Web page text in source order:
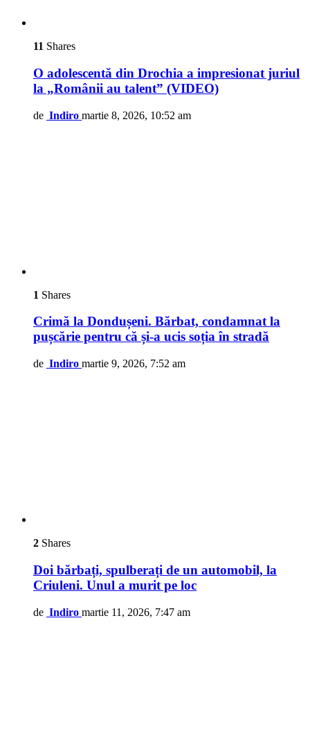
11 Shares
O adolescentă din Drochia a impresionat juriul
la „Românii au talent” (VIDEO)
de Indiro martie 8, 2026, 10:52 am
1 Shares
Crimă la Dondușeni. Bărbat, condamnat la
pușcărie pentru că și-a ucis soția în stradă
de Indiro martie 9, 2026, 7:52 am
2 Shares
Doi bărbați, spulberați de un automobil, la
Criuleni. Unul a murit pe loc
de Indiro martie 11, 2026, 7:47 am